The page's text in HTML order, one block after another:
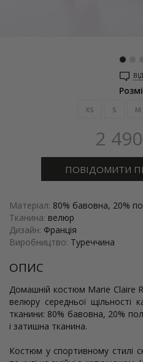
XS S M
2 490
ПОВІДОМИТИ
Матеріал: 80% бавовна, 20%
Тканина: велюр
Дизайн: Франція
Виробництво: Туреччина
ОПИС
Домашній костюм Marie Claire
велюру середньої щільності
тканини: 80% бавовна, 20%
і затишна тканина.
Костюм у спортивному стилі